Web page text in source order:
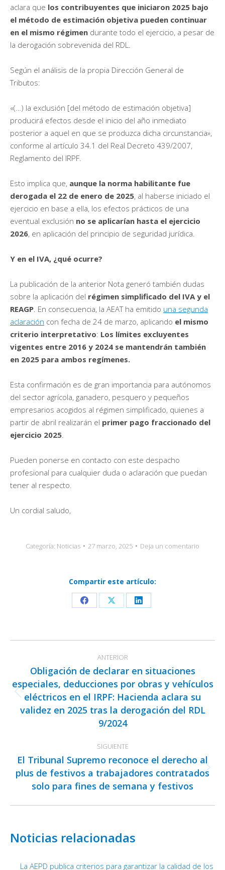
aclara que los contribuyentes que iniciaron 2025 bajo
el método de estimación objetiva pueden continuar
en el mismo régimen durante todo el ejercicio, a pesar de
la derogación sobrevenida del RDL.
Según el análisis de la propia Dirección General de
Tributos:
«(…) la exclusión [del método de estimación objetiva]
producirá efectos desde el inicio del año inmediato
posterior a aquel en que se produzca dicha circunstancia»,
conforme al artículo 34.1 del Real Decreto 439/2007,
Reglamento del IRPF.
Esto implica que, aunque la norma habilitante fue
derogada el 22 de enero de 2025, al haberse iniciado el
ejercicio en base a ella, los efectos prácticos de una
eventual exclusión no se aplicarían hasta el ejercicio
2026, en aplicación del principio de seguridad jurídica.
Y en el IVA, ¿qué ocurre?
La publicación de la anterior Nota generó también dudas
sobre la aplicación del régimen simplificado del IVA y el
REAGP . En consecuencia, la AEAT ha emitido una segunda
aclaración con fecha de 24 de marzo, aplicando el mismo
criterio interpretativo: Los límites excluyentes
vigentes entre 2016 y 2024 se mantendrán también
en 2025 para ambos regímenes.
Esta confirmación es de gran importancia para autónomos
del sector agrícola, ganadero, pesquero y pequeños
empresarios acogidos al régimen simplificado, quienes a
partir de abril realizarán el primer pago fraccionado del
ejercicio 2025
Pueden ponerse en contacto con este despacho
profesional para cualquier duda o aclaración que puedan
tener al respecto.
Un cordial saludo,
Categoría: Noticias 27 marzo, 2025 Deja un comentario
Compartir este artículo:
Share
Facebook
Share
X
Share
LinkedIn
entre
publicaciones
ANTERIOR
Publicación
anterior:
Obligación de declarar en situaciones
especiales, deducciones por obras y vehículos
eléctricos en el IRPF: Hacienda aclara su
validez en 2025 tras la derogación del RDL
9/2024
SIGUIENTE
Publicación
siguiente:
El Tribunal Supremo reconoce el derecho al
plus de festivos a trabajadores contratados
solo para fines de semana y festivos
Noticias relacionadas
La AEPD publica criterios para garantizar la calidad de los